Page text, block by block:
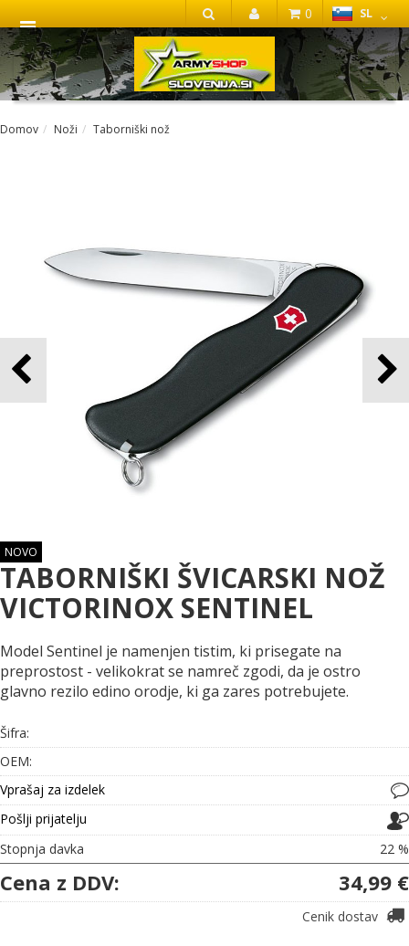
IŠČI
SL
0
Domov Noži Taborniški nož
NOVO
TABORNIŠKI ŠVICARSKI NOŽ
VICTORINOX SENTINEL
Model Sentinel je namenjen tistim, ki prisegate na
preprostost - velikokrat se namreč zgodi, da je ostro
glavno rezilo edino orodje, ki ga zares potrebujete.
Šifra:
OEM:
Vprašaj za izdelek
Pošlji prijatelju
Stopnja davka
22 %
Cena z DDV: 34,99 €
Cenik dostav